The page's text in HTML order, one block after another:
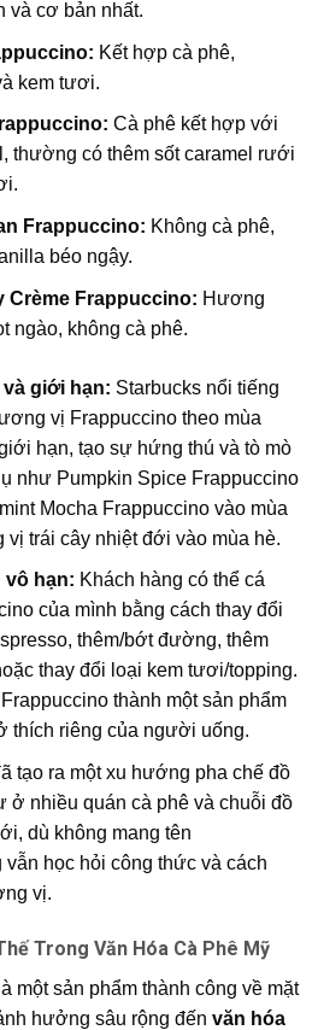
và cơ bản nhất.
Kết hợp cà phê,
kem tươi.
Cà phê kết hợp với
thường có thêm sốt caramel rưới
Frappuccino: Không cà phê,
béo ngậy.
Crème Frappuccino: Hương
ngào, không cà phê.
giới hạn: Starbucks nổi tiếng
vị Frappuccino theo mùa
hạn, tạo sự hứng thú và tò mò
như Pumpkin Spice Frappuccino
Mocha Frappuccino vào mùa
trái cây nhiệt đới vào mùa hè.
vô hạn: Khách hàng có thể cá
của mình bằng cách thay đổi
thêm/bớt đường, thêm
thay đổi loại kem tươi/topping.
thành một sản phẩm
thích riêng của người uống.
tạo ra một xu hướng pha chế đồ
ở nhiều quán cà phê và chuỗi đồ
dù không mang tên
vẫn học hỏi công thức và cách
vị.
Trong Văn Hóa Cà Phê Mỹ
một sản phẩm thành công về mặt
hưởng sâu rộng đến văn hóa